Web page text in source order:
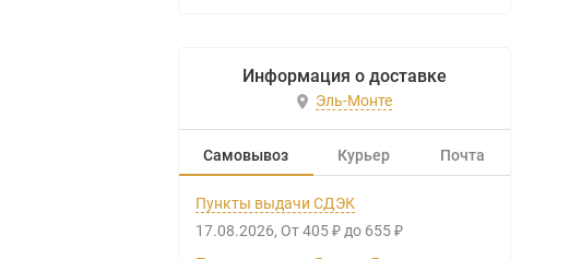
Информация о доставке
Эль-Монте
Самовывоз Курьер Почта
Пункты выдачи СДЭК
17.08.2026 От 405 ₽ до 655 ₽